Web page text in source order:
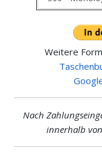
Weitere
Nach
innerhalb